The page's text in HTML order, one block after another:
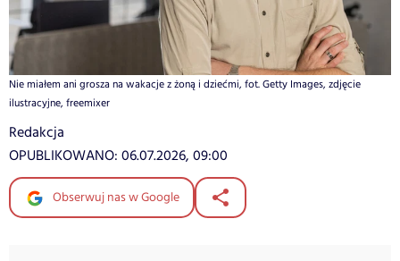
Nie miałem ani grosza na wakacje z żoną i dziećmi, fot. Getty Images, zdjęcie
ilustracyjne, freemixer
Redakcja
OPUBLIKOWANO: 06.07.2026, 09:00
Obserwuj nas w Google